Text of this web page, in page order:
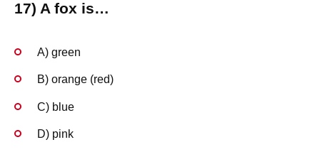
17) A fox is…
A) green
B) orange (red)
C) blue
D) pink